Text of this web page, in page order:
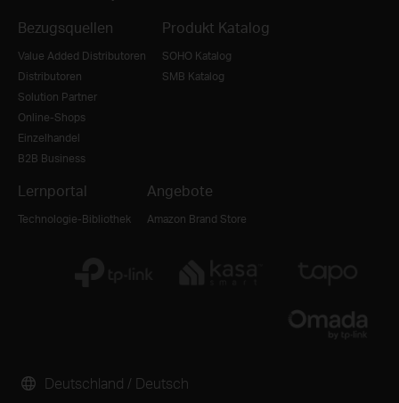
Bezugsquellen
Value Added Distributoren
Distributoren
Solution Partner
Online-Shops
Einzelhandel
B2B Business
Produkt Katalog
SOHO Katalog
SMB Katalog
Lernportal
Technologie-Bibliothek
Angebote
Amazon Brand Store
Deutschland / Deutsch